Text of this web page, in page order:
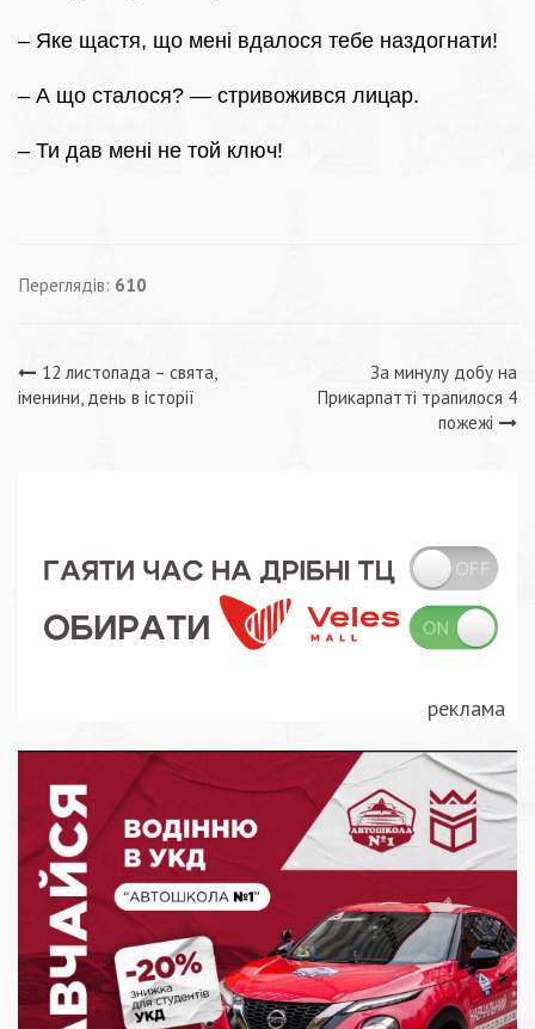
– Яке щастя, що мені вдалося тебе наздогнати!
– А що сталося? — стривожився лицар.
– Ти дав мені не той ключ!
Переглядів: 610
Навігація
12 листопада – свята,
іменини, день в історії
За минулу добу на
Прикарпатті трапилося 4
пожежі